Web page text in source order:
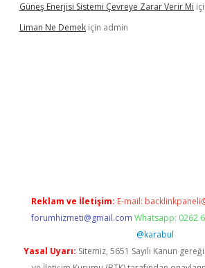
Güneş Enerjisi Sistemi Çevreye Zarar Verir Mi
Liman Ne Demek için admin
Reklam ve İletişim: E-mail:
forumhizmeti@gmail.com Whatsapp: 0262
@karabul
Yasal Uyarı: Sitemiz, 5651 Sayılı Kanun